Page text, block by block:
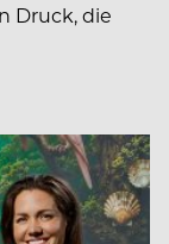
Druck, die